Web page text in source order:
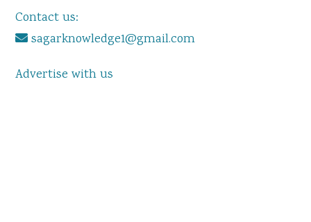
Contact us:
sagarknowledge1@gmail.com
Advertise with us